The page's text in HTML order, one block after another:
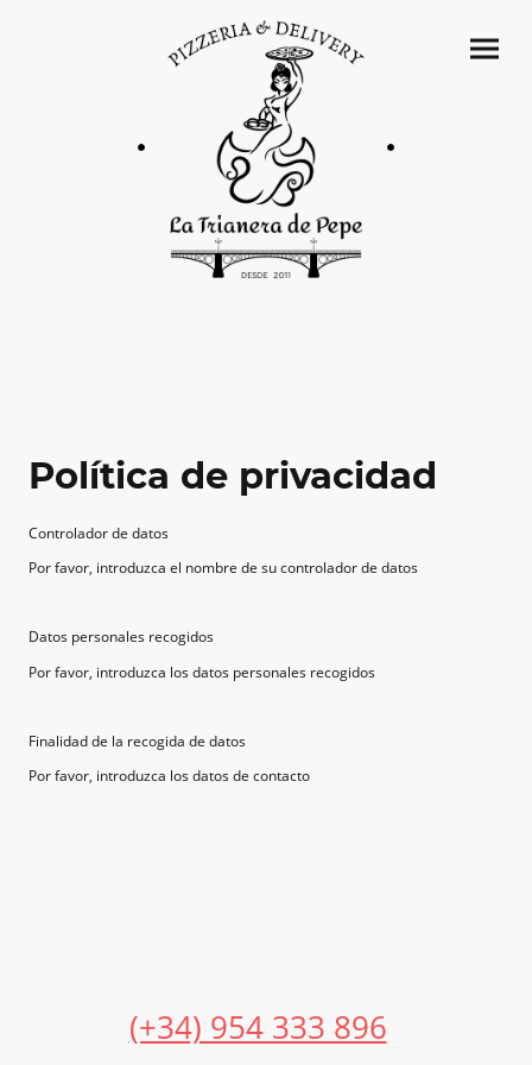
Política de privacidad
Controlador de datos
Por favor, introduzca el nombre de su controlador de datos
Datos personales recogidos
Por favor, introduzca los datos personales recogidos
Finalidad de la recogida de datos
Por favor, introduzca los datos de contacto
(+34) 954 333 896